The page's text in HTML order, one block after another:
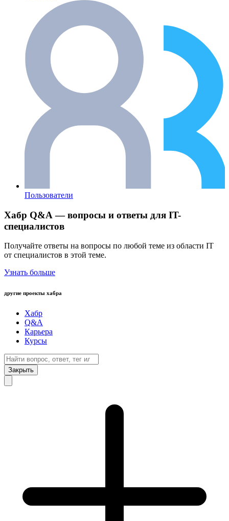
Пользователи
Хабр Q&A — вопросы и ответы для IT-
специалистов
Получайте ответы на вопросы по любой теме из области IT
от специалистов в этой теме.
Узнать больше
другие проекты хабра
Хабр
Q&A
Карьера
Курсы
Закрыть